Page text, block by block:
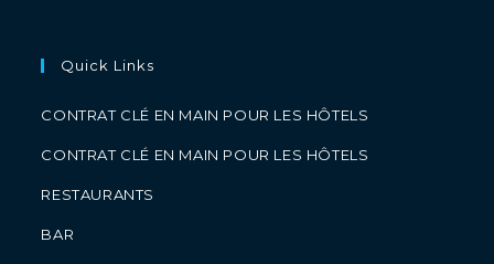
Quick Links
CONTRAT CLÉ EN MAIN POUR LES HÔTELS
CONTRAT CLÉ EN MAIN POUR LES HÔTELS
RESTAURANTS
BAR